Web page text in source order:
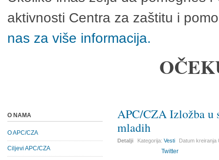
aktivnosti Centra za zaštitu i
nas za više informacija.
APC/CZA Izložba u
mladih
Detalji Kategorija:Vesti Datum kreiranja
Twitter
O NAMA
O APC/CZA
Ciljevi APC/CZA